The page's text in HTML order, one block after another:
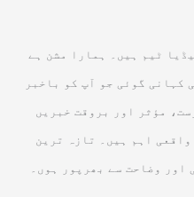
ٹیم ہیں۔ ہمارا مشن ہے
کہانی گوئی جو آپ کو باخبر
مؤثر اور بروقت خبریں
اہم ہیں۔ تازہ ترین
وضاحت سے بھرپور ہوں۔